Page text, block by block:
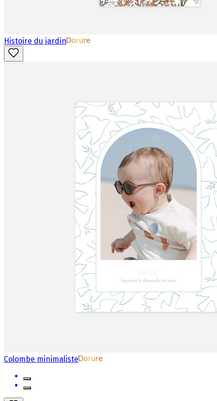
Histoire du jardin
Colombe minimaliste